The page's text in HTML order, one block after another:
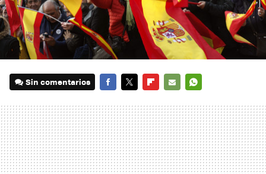
Sin comentarios
MAIL